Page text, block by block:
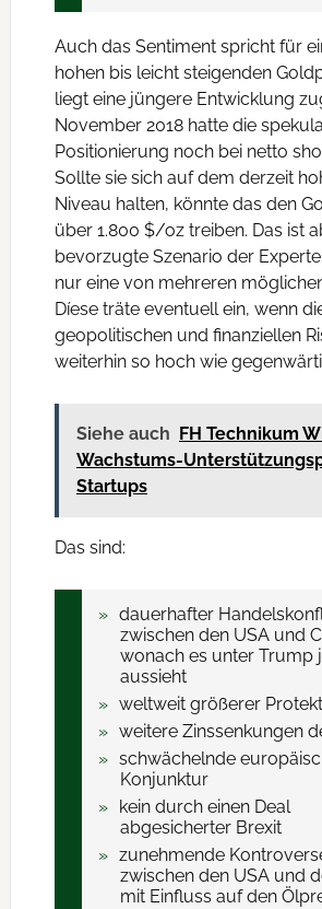
Auch das Sentiment spricht für
hohen bis leicht steigenden
liegt eine jüngere Entwicklung
November 2018 hatte die
Positionierung noch bei netto
Sollte sie sich auf dem derzeit
Niveau halten, könnte das den
über 1.800 $/oz treiben. Das ist
bevorzugte Szenario der
nur eine von mehreren
Díese träte eventuell ein, wenn
geopolitischen und finanziellen
weiterhin so hoch wie
Siehe auch
FH Technikum
Wachstums-
Startups
Das sind:
dauerhafter
zwischen den USA und
wonach es unter Trump
aussieht
weltweit größerer
weitere Zinssenkungen
schwächelnde
Konjunktur
kein durch einen Deal
abgesicherter Brexit
zunehmende
zwischen den USA und
mit Einfluss auf den